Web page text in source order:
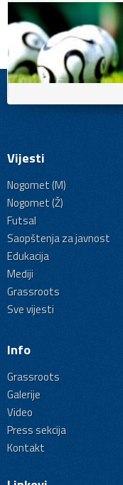
Vijesti
Nogomet (M)
Nogomet (Ž)
Futsal
Saopštenja za javnost
Edukacija
Mediji
Grassroots
Sve vijesti
Info
Grassroots
Galerije
Video
Press sekcija
Kontakt